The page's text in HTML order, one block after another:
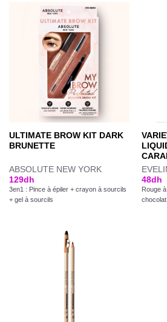
ULTIMATE BROW KIT DARK
BRUNETTE
ABSOLUTE NEW YORK
129dh
3en1 : Pince à épiler + crayon à sourcils
+ gel à sourcils
48dh
Rouge